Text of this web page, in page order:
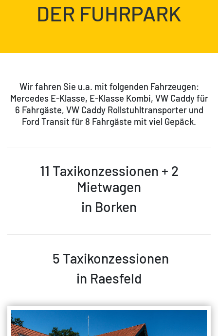
DER FUHRPARK
Wir fahren Sie u.a. mit folgenden Fahrzeugen:
Mercedes E-Klasse, E-Klasse Kombi, VW Caddy für
6 Fahrgäste, VW Caddy Rollstuhltransporter und
Ford Transit für 8 Fahrgäste mit viel Gepäck.
11 Taxikonzessionen + 2
Mietwagen
in Borken
5 Taxikonzessionen
in Raesfeld